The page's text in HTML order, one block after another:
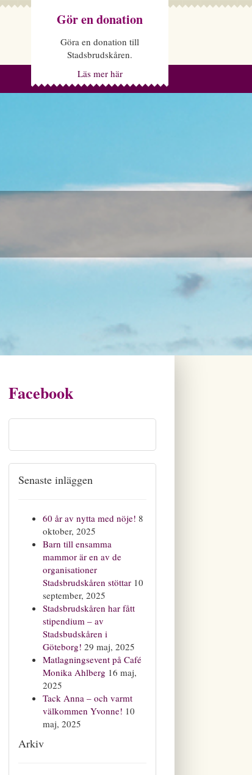
Gör en donation
Göra en donation till
Stadsbrudskåren.
Läs mer här
Facebook
Senaste inläggen
60 år av nytta med nöje! 8
oktober, 2025
Barn till ensamma
mammor är en av de
organisationer
Stadsbrudskåren stöttar 10
september, 2025
Stadsbrudskåren har fått
stipendium – av
Stadsbudskåren i
Göteborg! 29 maj, 2025
Matlagningsevent på Café
Monika Ahlberg 16 maj,
2025
Tack Anna – och varmt
välkommen Yvonne! 10
maj, 2025
Arkiv